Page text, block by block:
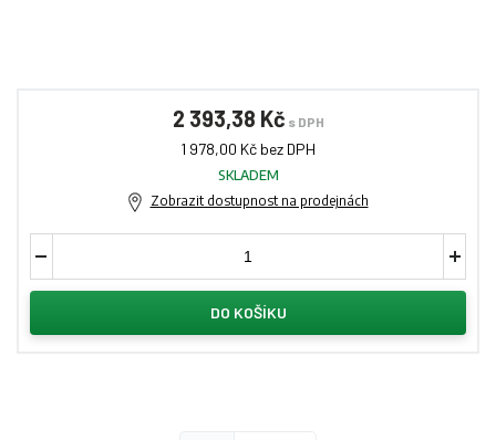
2 393,38 Kč s DPH
1 978,00 Kč bez DPH
SKLADEM
Zobrazit dostupnost na prodejnách
DO KOŠÍKU